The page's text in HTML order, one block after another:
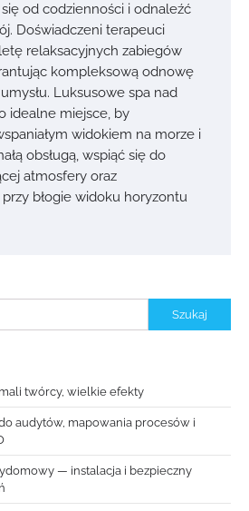
od codzienności i odnaleźć
Doświadczeni terapeuci
relaksacyjnych zabiegów
kompleksową odnowę
Luksusowe spa nad
idealne miejsce, by
widokiem na morze i
obsługą, wspiąć się do
atmosfery oraz
błogie widoku horyzontu
Szukaj
twórcy, wielkie efekty
audytów, mapowania procesów i
— instalacja i bezpieczny